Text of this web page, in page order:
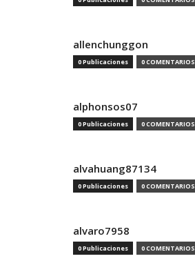
allenchunggon
0 Publicaciones 0 COMENTARIOS
alphonsos07
0 Publicaciones 0 COMENTARIOS
alvahuang87134
0 Publicaciones 0 COMENTARIOS
alvaro7958
0 Publicaciones 0 COMENTARIOS